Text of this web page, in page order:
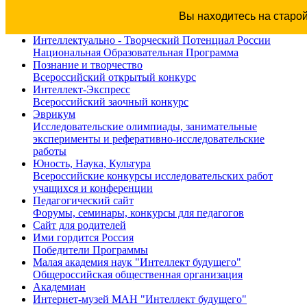
Вы находитесь на
Интеллектуально - Творческий Потенциал России
Национальная Образовательная Программа
Познание и творчество
Всероссийский открытый конкурс
Интеллект-Экспресс
Всероссийский заочный конкурс
Эврикум
Исследовательские олимпиады, занимательные
эксперименты и реферативно-исследовательские
работы
Юность, Наука, Культура
Всероссийские конкурсы исследовательских работ
учащихся и конференции
Педагогический сайт
Форумы, семинары, конкурсы для педагогов
Сайт для родителей
Ими гордится Россия
Победители Программы
Малая академия наук "Интеллект будущего"
Общероссийская общественная организация
Академиан
Интернет-музей МАН "Интеллект будущего"